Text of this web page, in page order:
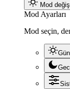
Mod
Mod Ayarları
Mod seçin,